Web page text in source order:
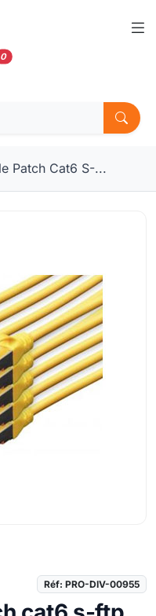
0
Patch Cat6 S-...
Réf: PRO-DIV-00955